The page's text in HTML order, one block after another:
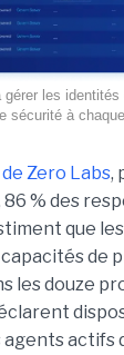
les
sécurité à
Zero Labs,
86 % des
que
de
les douze
actifs